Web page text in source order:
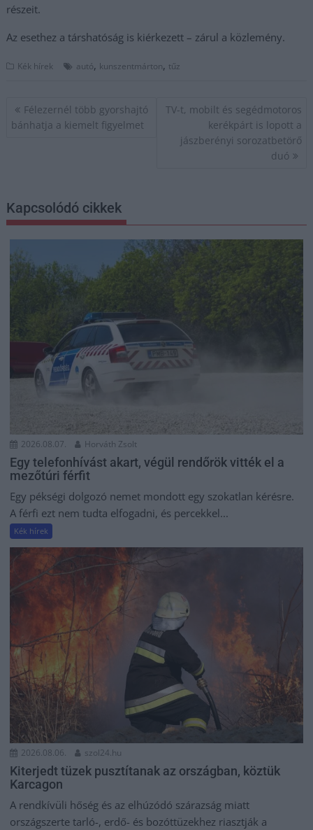
részeit.
Az esethez a társhatóság is kiérkezett – zárul a közlemény.
Kék hírek autó, kunszentmárton, tűz
Bejegyzés
navigáció
Félezernél több gyorshajtó
bánhatja a kiemelt figyelmet
TV-t, mobilt és segédmotoros
kerékpárt is lopott a
jászberényi sorozatbetörő
duó
Kapcsolódó cikkek
2026.08.07. Horváth Zsolt
Egy telefonhívást akart, végül rendőrök vitték el a
mezőtúri férfit
Egy pékségi dolgozó nemet mondott egy szokatlan kérésre.
A férfi ezt nem tudta elfogadni, és percekkel...
Kék hírek
2026.08.06. szol24.hu
Kiterjedt tüzek pusztítanak az országban, köztük
Karcagon
A rendkívüli hőség és az elhúzódó szárazság miatt
országszerte tarló-, erdő- és bozóttüzekhez riasztják a